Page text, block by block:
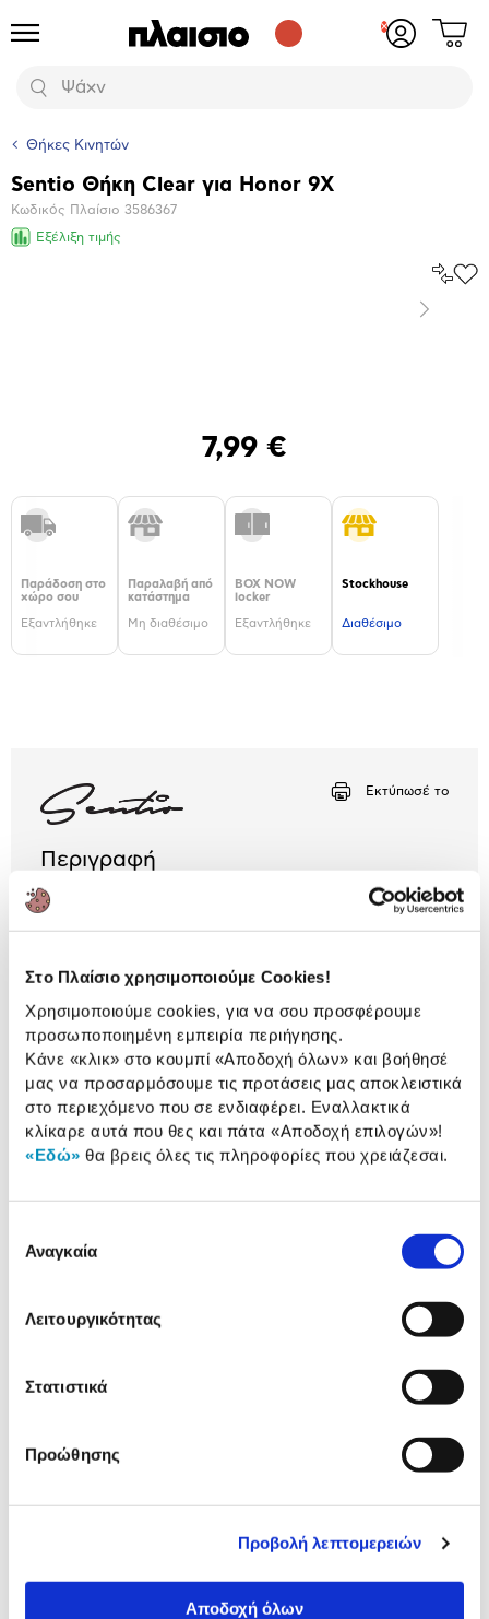
Στο Πλαίσιο χρησιμοποιούμε Cookies!
Χρησιμοποιούμε cookies, για να σου προσφέρουμε
προσωποποιημένη εμπειρία περιήγησης.
Κάνε «κλικ» στο κουμπί «Αποδοχή όλων» και βοήθησέ
μας να προσαρμόσουμε τις προτάσεις μας αποκλειστικά
στο περιεχόμενο που σε ενδιαφέρει. Εναλλακτικά
κλίκαρε αυτά που θες και πάτα «Αποδοχή επιλογών»!
«Εδώ» θα βρεις όλες τις πληροφορίες που χρειάζεσαι.
συγκατάθεσης
Αναγκαία
Λειτουργικότητας
Στατιστικά
Προώθησης
Προβολή λεπτομερειών
Αποδοχή όλων
Προϊόντα
Αναζήτηση
Δες
Θήκες Κινητών
Βασικά
χαρακτηριστικά
Sentio Θήκη Clear για Honor 9X
Κωδικός Πλαίσιο 3586367
Εξέλιξη τιμής
Επόμενο
7,99 €
Παράδοση στο
χώρο σου
Εξαντλήθηκε
Παραλαβή από
κατάστημα
Μη διαθέσιμο
BOX NOW
locker
Εξαντλήθηκε
Stockhouse
Διαθέσιμο
Εκτύπωσέ το
Περιγραφή
Προστάτευσε το αγαπημένο σου Honor 9X από τις
Χαρακτηριστικά
Υλικό: Σκληρό Πλαστικό
Αναλυτική
παρουσίαση
Αναλυτική παρουσίαση
Προδιαγραφές
προϊόντος
Δες τι κλίκαραν όσοι είδαν το ίδιο